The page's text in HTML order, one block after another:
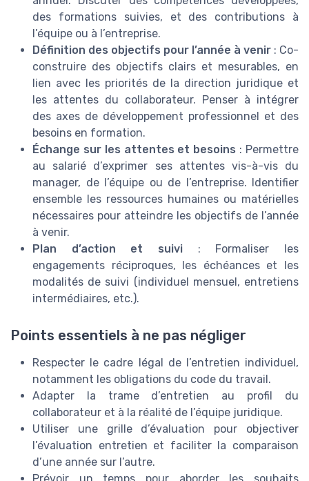
des formations suivies, et des contributions à
l’équipe ou à l’entreprise.
Définition des objectifs pour l’année à venir : Co-
construire des objectifs clairs et mesurables, en
lien avec les priorités de la direction juridique et
les attentes du collaborateur. Penser à intégrer
des axes de développement professionnel et des
besoins en formation.
Échange sur les attentes et besoins : Permettre
au salarié d’exprimer ses attentes vis-à-vis du
manager, de l’équipe ou de l’entreprise. Identifier
ensemble les ressources humaines ou matérielles
nécessaires pour atteindre les objectifs de l’année
à venir.
Plan d’action et suivi : Formaliser les
engagements réciproques, les échéances et les
modalités de suivi (individuel mensuel, entretiens
intermédiaires, etc.).
Points essentiels à ne pas négliger
Respecter le cadre légal de l’entretien individuel,
notamment les obligations du code du travail.
Adapter la trame d’entretien au profil du
collaborateur et à la réalité de l’équipe juridique.
Utiliser une grille d’évaluation pour objectiver
l’évaluation entretien et faciliter la comparaison
d’une année sur l’autre.